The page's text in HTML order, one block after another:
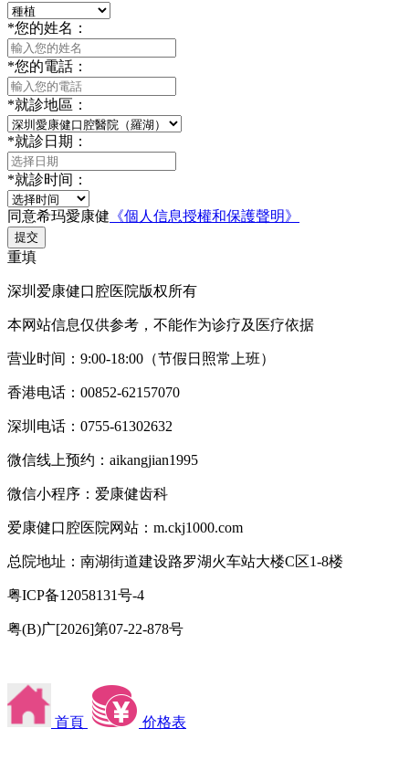
*您的姓名：
*您的電話：
*就診地區：
*就診日期：
*就診时间：
同意希玛愛康健 《個人信息授權和保護聲明》
提交
重填
深圳爱康健口腔医院版权所有
本网站信息仅供参考，不能作为诊疗及医疗依据
营业时间：9:00-18:00（节假日照常上班）
香港电话：00852-62157070
深圳电话：0755-61302632
微信线上预约：aikangjian1995
微信小程序：爱康健齿科
爱康健口腔医院网站：m.ckj1000.com
总院地址：南湖街道建设路罗湖火车站大楼C区1-8楼
粤ICP备12058131号-4
粤(B)广[2026]第07-22-878号
首頁 价格表